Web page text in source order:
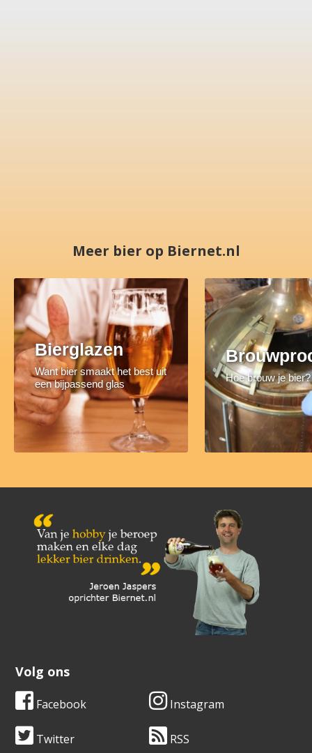
Meer bier op Biernet.nl
Bierglazen
Want bier smaakt het best uit
een bijpassend glas
Hoe brouw je bier?
Volg ons
Facebook Instagram
Twitter RSS